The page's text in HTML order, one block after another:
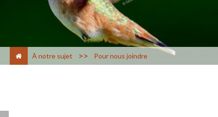
À notre sujet > Pour nous joindre